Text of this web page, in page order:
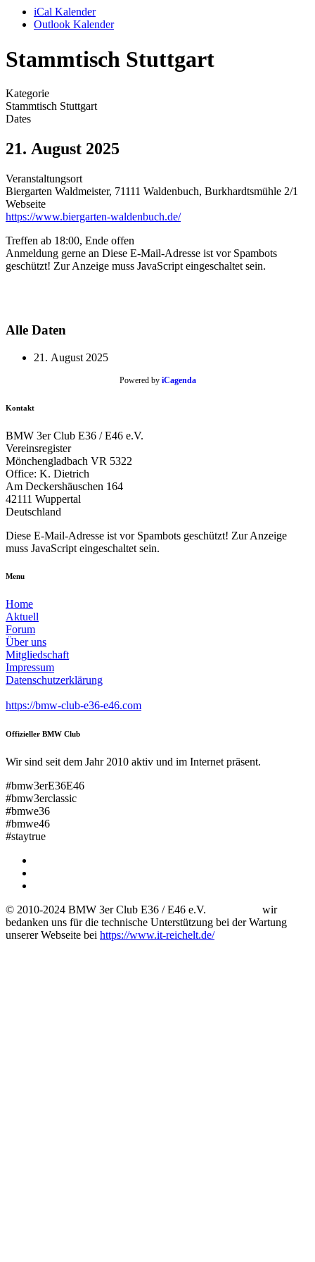
iCal Kalender
Outlook Kalender
Stammtisch Stuttgart
Kategorie
Stammtisch Stuttgart
Dates
21. August 2025
Veranstaltungsort
Biergarten Waldmeister, 71111 Waldenbuch, Burkhardtsmühle 2/1
Webseite
https://www.biergarten-waldenbuch.de/
Treffen ab 18:00, Ende offen
Anmeldung gerne an Diese E-Mail-Adresse ist vor Spambots
geschützt! Zur Anzeige muss JavaScript eingeschaltet sein.
Alle Daten
21. August 2025
Powered by iCagenda
Kontakt
BMW 3er Club E36 / E46 e.V.
Vereinsregister
Mönchengladbach VR 5322
Office: K. Dietrich
Am Deckershäuschen 164
42111 Wuppertal
Deutschland
Diese E-Mail-Adresse ist vor Spambots geschützt! Zur Anzeige
muss JavaScript eingeschaltet sein.
Menu
Home
Aktuell
Forum
Über uns
Mitgliedschaft
Impressum
Datenschutzerklärung
https://bmw-club-e36-e46.com
Offizieller BMW Club
Wir sind seit dem Jahr 2010 aktiv und im Internet präsent.
#bmw3erE36E46
#bmw3erclassic
#bmwe36
#bmwe46
#staytrue
© 2010-2024 BMW 3er Club E36 / E46 e.V. wir
bedanken uns für die technische Unterstützung bei der Wartung
unserer Webseite bei https://www.it-reichelt.de/